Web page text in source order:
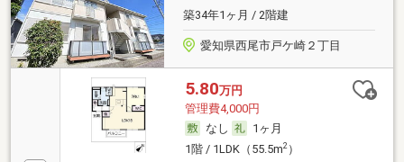
築34年1ヶ月 / 2階建
愛知県西尾市戸ケ崎２丁目
5.80万円
管理費4,000円
なし
1ヶ月
1階 / 1LDK（55.5m2）